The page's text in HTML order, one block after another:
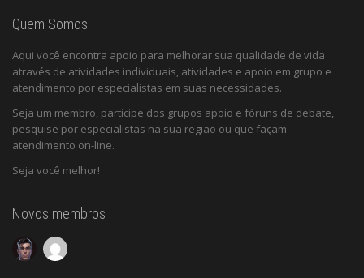
Quem Somos
Aqui você encontra apoio para melhorar sua qualidade de vida
através de atividades individuais, atividades e apoio em grupo e
atendimento por especialistas em suas necessidades.
Seja um membro, participe dos grupos apoio e fóruns de debate,
pesquise por especialistas na sua região ou que façam
atendimento on-line.
Seja você melhor!
Novos membros